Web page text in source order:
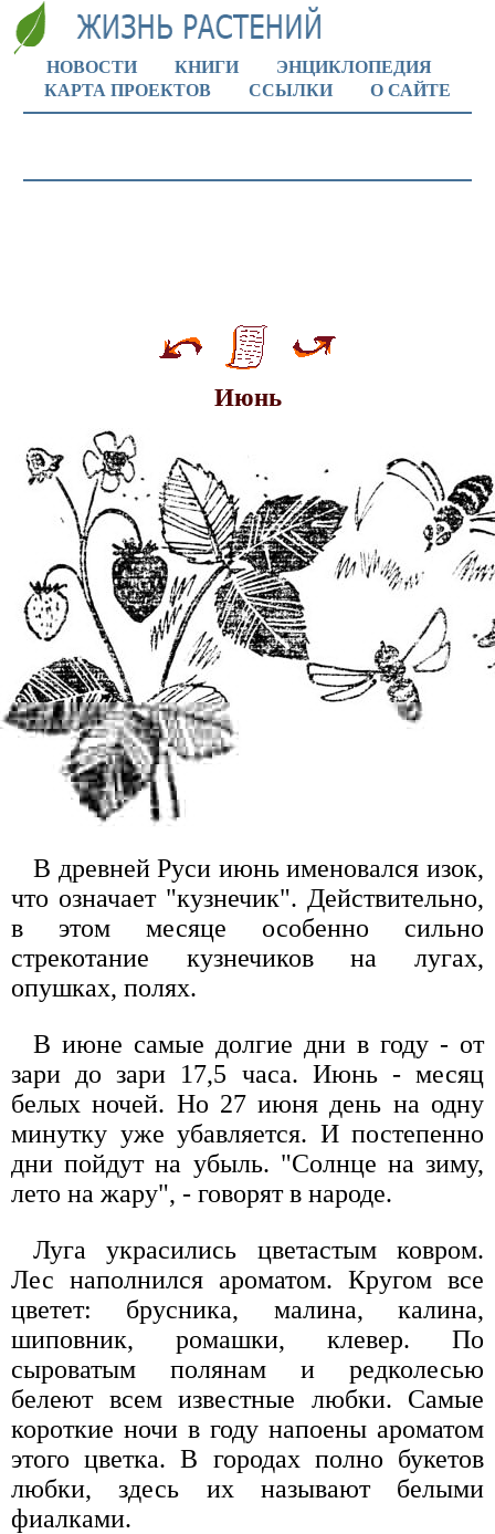
НОВОСТИ КНИГИ
ЭНЦИКЛОПЕДИЯ
КАРТА ПРОЕКТОВ
ССЫЛКИ О САЙТЕ
Июнь
В древней Руси июнь именовался изок,
что означает "кузнечик". Действительно,
в этом месяце особенно сильно
стрекотание кузнечиков на лугах,
опушках, полях.
В июне самые долгие дни в году - от
зари до зари 17,5 часа. Июнь - месяц
белых ночей. Но 27 июня день на одну
минутку уже убавляется. И постепенно
дни пойдут на убыль. "Солнце на зиму,
лето на жару", - говорят в народе.
Луга украсились цветастым ковром.
Лес наполнился ароматом. Кругом все
цветет: брусника, малина, калина,
шиповник, ромашки, клевер. По
сыроватым полянам и редколесью
белеют всем известные любки. Самые
короткие ночи в году напоены ароматом
этого цветка. В городах полно букетов
любки, здесь их называют белыми
фиалками.